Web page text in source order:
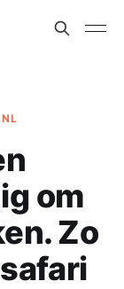
NL
om
Zo